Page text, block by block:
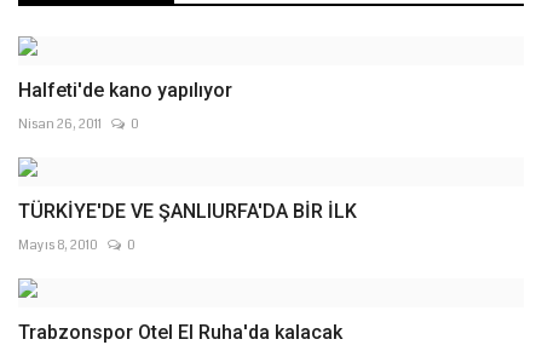
Halfeti'de kano yapılıyor
Nisan 26, 2011 0
TÜRKİYE'DE VE ŞANLIURFA'DA BİR İLK
Mayıs 8, 2010 0
Trabzonspor Otel El Ruha'da kalacak